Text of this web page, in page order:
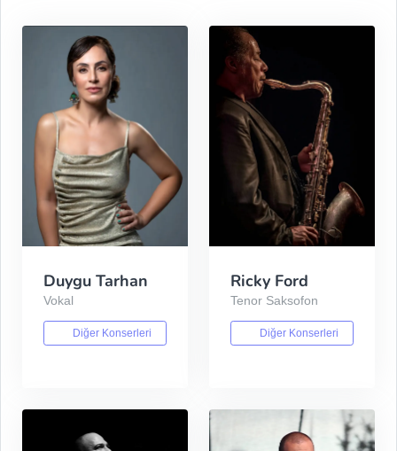
Duygu Tarhan
Vokal
Diğer Konserleri
Ricky Ford
Tenor Saksofon
Diğer Konserleri